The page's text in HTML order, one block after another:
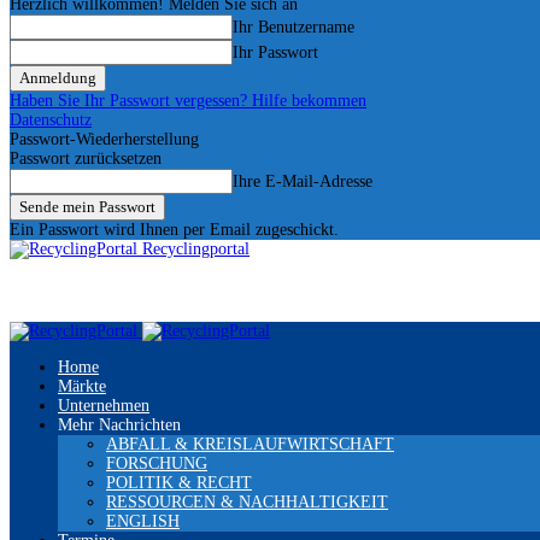
Herzlich willkommen! Melden Sie sich an
Ihr Benutzername
Ihr Passwort
Haben Sie Ihr Passwort vergessen? Hilfe bekommen
Datenschutz
Passwort-Wiederherstellung
Passwort zurücksetzen
Ihre E-Mail-Adresse
Ein Passwort wird Ihnen per Email zugeschickt.
Recyclingportal
Home
Märkte
Unternehmen
Mehr Nachrichten
ABFALL & KREISLAUFWIRTSCHAFT
FORSCHUNG
POLITIK & RECHT
RESSOURCEN & NACHHALTIGKEIT
ENGLISH